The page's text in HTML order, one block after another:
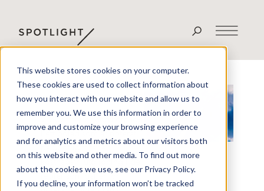
This website stores cookies on your computer.
These cookies are used to collect information about
how you interact with our website and allow us to
remember you. We use this information in order to
improve and customize your browsing experience
and for analytics and metrics about our visitors both
on this website and other media. To find out more
about the cookies we use, see our Privacy Policy.
If you decline, your information won’t be tracked
Utbildning
VD och styrelseordförande
i ett bolag som är noterat
på Spotlight får en
regler som gäller för